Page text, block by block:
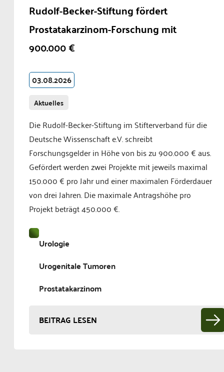
Rudolf-Becker-Stiftung fördert
Prostatakarzinom-Forschung mit
900.000 €
03.08.2026
Aktuelles
Die Rudolf-Becker-Stiftung im Stifterverband für die
Deutsche Wissenschaft e.V. schreibt
Forschungsgelder in Höhe von bis zu 900.000 € aus.
Gefördert werden zwei Projekte mit jeweils maximal
150.000 € pro Jahr und einer maximalen Förderdauer
von drei Jahren. Die maximale Antragshöhe pro
Projekt beträgt 450.000 €.
Urologie
Urogenitale Tumoren
Prostatakarzinom
BEITRAG LESEN